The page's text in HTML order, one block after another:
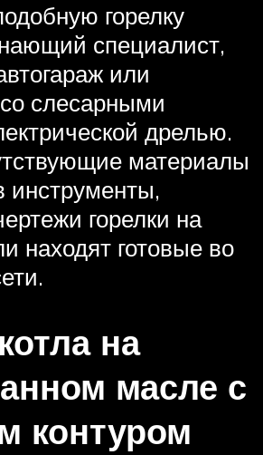
горелку
специалист,
или
слесарными
дрелью.
материалы
инструменты,
горелки на
находят готовые во
на
масле с
контуром